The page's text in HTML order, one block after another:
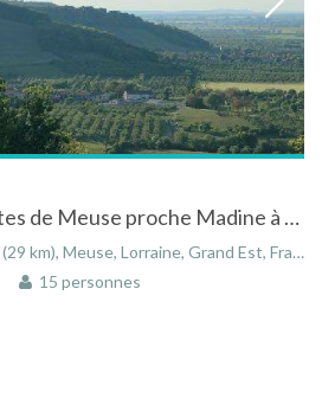
Gîte au coeur des côtes de Meuse proche Madine à Viéville-sous-les-Côtes dans la Meuse en Lorraine
km), Meuse, Lorraine, Grand Est, France
15 personnes